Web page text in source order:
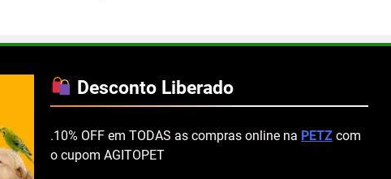
Desconto Liberado
.10% OFF em TODAS as compras online na PETZ com
o cupom AGITOPET